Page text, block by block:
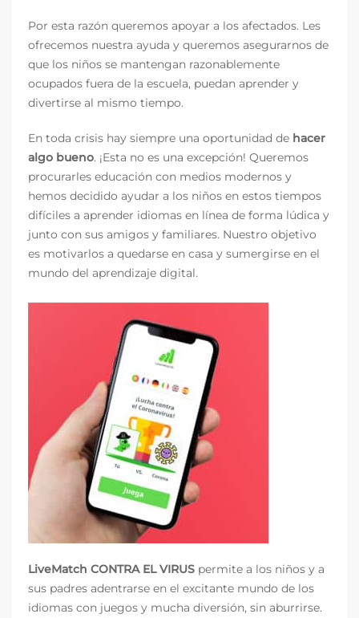
Por esta razón queremos apoyar a los afectados. Les
ofrecemos nuestra ayuda y queremos asegurarnos de
que los niños se mantengan razonablemente
ocupados fuera de la escuela, puedan aprender y
divertirse al mismo tiempo.
En toda crisis hay siempre una oportunidad de hacer
algo bueno. ¡Esta no es una excepción! Queremos
procurarles educación con medios modernos y
hemos decidido ayudar a los niños en estos tiempos
difíciles a aprender idiomas en línea de forma lúdica y
junto con sus amigos y familiares. Nuestro objetivo
es motivarlos a quedarse en casa y sumergirse en el
mundo del aprendizaje digital.
LiveMatch CONTRA EL VIRUS permite a los niños y a
sus padres adentrarse en el excitante mundo de los
idiomas con juegos y mucha diversión, sin aburrirse.